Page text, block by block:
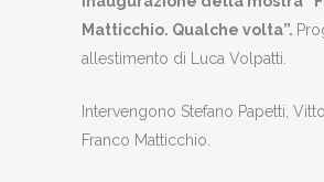
Matticchio. Qualche volta”.
allestimento di Luca Volpatti.
Intervengono Stefano Papetti,
Franco Matticchio.